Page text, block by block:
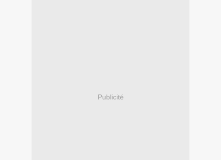
Publicité